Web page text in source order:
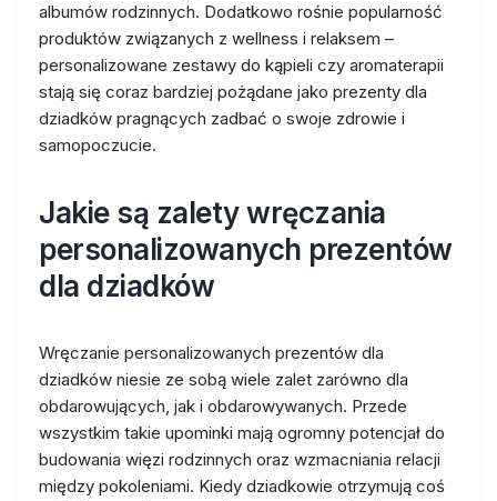
albumów rodzinnych. Dodatkowo rośnie popularność
produktów związanych z wellness i relaksem –
personalizowane zestawy do kąpieli czy aromaterapii
stają się coraz bardziej pożądane jako prezenty dla
dziadków pragnących zadbać o swoje zdrowie i
samopoczucie.
Jakie są zalety wręczania
personalizowanych prezentów
dla dziadków
Wręczanie personalizowanych prezentów dla
dziadków niesie ze sobą wiele zalet zarówno dla
obdarowujących, jak i obdarowywanych. Przede
wszystkim takie upominki mają ogromny potencjał do
budowania więzi rodzinnych oraz wzmacniania relacji
między pokoleniami. Kiedy dziadkowie otrzymują coś